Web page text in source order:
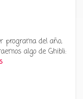
programa del año,
algo de Ghibli: